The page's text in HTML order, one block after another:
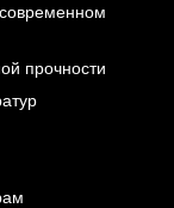
прочности